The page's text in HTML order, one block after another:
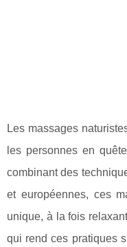
Les massages
les personnes en
combinant des
et européennes, ces
unique, à la fois
qui rend ces pratiques